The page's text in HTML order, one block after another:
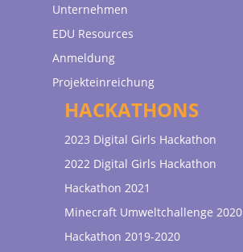
Unternehmen
EDU Resources
Anmeldung
Projekteinreichung
HACKATHONS
2023 Digital Girls Hackathon
2022 Digital Girls Hackathon
Hackathon 2021
Minecraft Umweltchallenge 2020
Hackathon 2019-2020